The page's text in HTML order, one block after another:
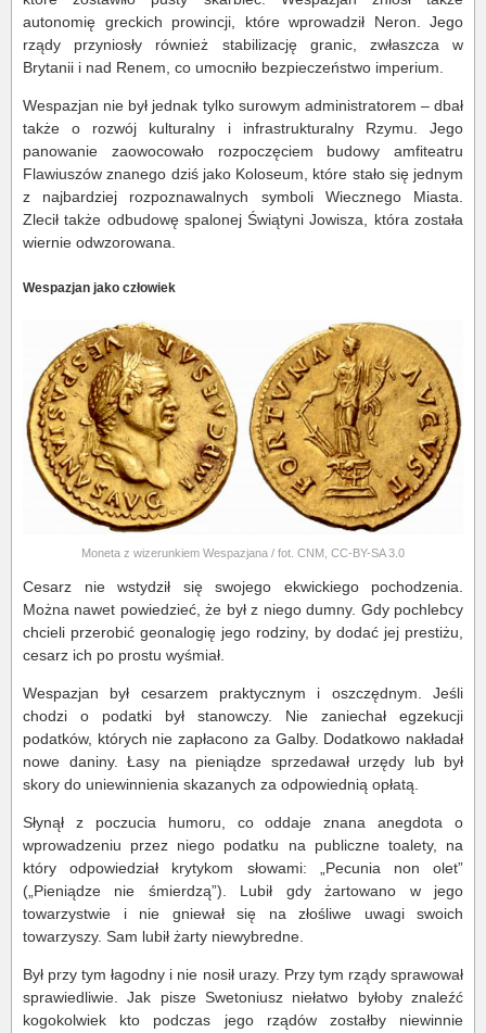
autonomię greckich prowincji, które wprowadził Neron. Jego
rządy przyniosły również stabilizację granic, zwłaszcza w
Brytanii i nad Renem, co umocniło bezpieczeństwo imperium.
Wespazjan nie był jednak tylko surowym administratorem – dbał
także o rozwój kulturalny i infrastrukturalny Rzymu. Jego
panowanie zaowocowało rozpoczęciem budowy amfiteatru
Flawiuszów znanego dziś jako Koloseum, które stało się jednym
z najbardziej rozpoznawalnych symboli Wiecznego Miasta.
Zlecił także odbudowę spalonej Świątyni Jowisza, która została
wiernie odwzorowana.
Wespazjan jako człowiek
Moneta z wizerunkiem Wespazjana / fot. CNM, CC-BY-SA 3.0
Cesarz nie wstydził się swojego ekwickiego pochodzenia.
Można nawet powiedzieć, że był z niego dumny. Gdy pochlebcy
chcieli przerobić geonalogię jego rodziny, by dodać jej prestiżu,
cesarz ich po prostu wyśmiał.
Wespazjan był cesarzem praktycznym i oszczędnym. Jeśli
chodzi o podatki był stanowczy. Nie zaniechał egzekucji
podatków, których nie zapłacono za Galby. Dodatkowo nakładał
nowe daniny. Łasy na pieniądze sprzedawał urzędy lub był
skory do uniewinnienia skazanych za odpowiednią opłatą.
Słynął z poczucia humoru, co oddaje znana anegdota o
wprowadzeniu przez niego podatku na publiczne toalety, na
który odpowiedział krytykom słowami: „Pecunia non olet”
(„Pieniądze nie śmierdzą”). Lubił gdy żartowano w jego
towarzystwie i nie gniewał się na złośliwe uwagi swoich
towarzyszy. Sam lubił żarty niewybredne.
Był przy tym łagodny i nie nosił urazy. Przy tym rządy sprawował
sprawiedliwie. Jak pisze Swetoniusz niełatwo byłoby znaleźć
kogokolwiek kto podczas jego rządów zostałby niewinnie